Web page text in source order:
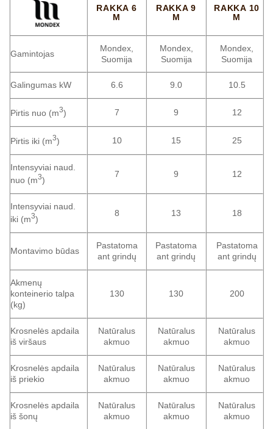
RAKKA 6
M
RAKKA 9
M
RAKKA 10
M
Gamintojas
Mondex,
Suomija
Mondex,
Suomija
Mondex,
Suomija
Galingumas kW 6.6 9.0 10.5
Pirtis nuo (m3) 7 9 12
Pirtis iki (m3) 10 15 25
Intensyviai naud.
nuo (m3)
7 9 12
Intensyviai naud.
iki (m3)
8 13 18
Montavimo būdas
Pastatoma
ant grindų
Pastatoma
ant grindų
Pastatoma
ant grindų
Akmenų
konteinerio talpa
(kg)
130 130 200
Krosnelės apdaila
iš viršaus
Natūralus
akmuo
Natūralus
akmuo
Natūralus
akmuo
Krosnelės apdaila
iš priekio
Natūralus
akmuo
Natūralus
akmuo
Natūralus
akmuo
Krosnelės apdaila
iš šonų
Natūralus
akmuo
Natūralus
akmuo
Natūralus
akmuo